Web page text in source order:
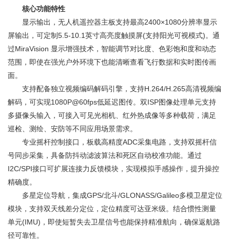
核心功能特性
显示输出，无人机遥控器主板支持最高2400×1080分辨率显示
屏输出，可定制5.5-10.1英寸高亮度触摸屏(支持阳光可视模式)。通
过MiraVision 显示增强技术，智能调节对比度、色彩饱和度和动态
范围，即使在强光户外环境下也能清晰查看飞行数据和实时图传画
面。
支持配备独立视频编码解码引擎，支持H.264/H.265高清视频编
解码，可实现1080P@60fps低延迟图传。双ISP图像处理单元支持
多摄像头输入，可接入可见光相机、红外热成像等多种载荷，满足
巡检、测绘、安防等不同应用场景需求。
专业摇杆控制接口，板载高精度ADC采集电路，支持双摇杆信
号同步采集，具备防抖动滤波算法和死区自动校准功能。通过
I2C/SPI接口可扩展连接力反馈模块，实现模拟手感操作，提升操控
精确度。
多星定位导航，集成GPS/北斗/GLONASS/Galileo多模卫星定位
模块，支持双天线差分定位，定位精度可达亚米级。结合惯性测量
单元(IMU)，即使短暂失去卫星信号也能保持精准航向，确保返航路
径可靠性。